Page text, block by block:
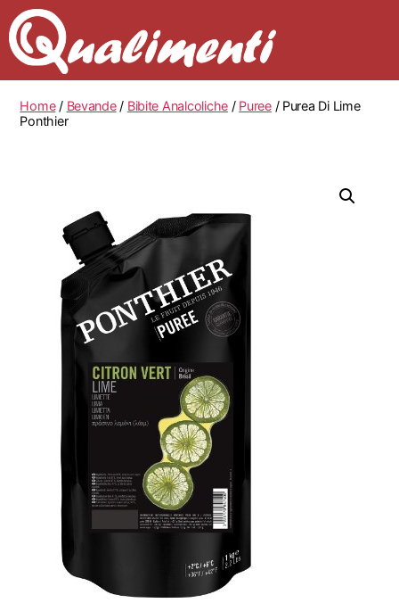
Home/ Bevande/ Bibite Analcoliche/ Puree/ Purea Di Lime
Ponthier